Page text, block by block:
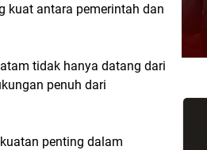
kuat antara pemerintah dan
tidak hanya datang dari
penuh dari
penting dalam